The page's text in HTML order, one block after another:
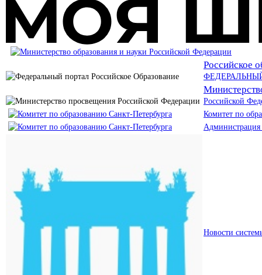
Российское
Российской
Комитет по
Администрация
Новости